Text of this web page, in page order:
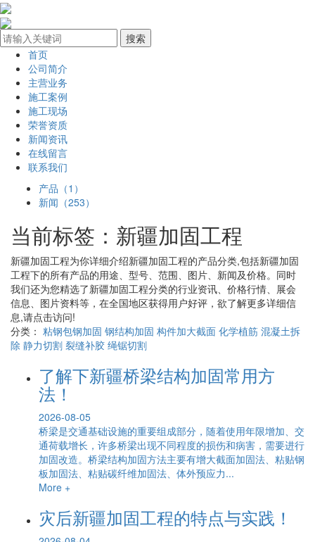
首页
公司简介
主营业务
施工案例
施工现场
荣誉资质
新闻资讯
在线留言
联系我们
产品（1）
新闻（253）
当前标签： 新疆加固工程
新疆加固工程为你详细介绍新疆加固工程的产品分类,包括新疆加固
工程下的所有产品的用途、型号、范围、图片、新闻及价格。同时
我们还为您精选了新疆加固工程分类的行业资讯、价格行情、展会
信息、图片资料等，在全国地区获得用户好评，欲了解更多详细信
息,请点击访问!
分类： 粘钢包钢加固 钢结构加固 构件加大截面 化学植筋 混凝土拆
除 静力切割 裂缝补胶 绳锯切割
了解下新疆桥梁结构加固常用方
法！
2026-08-05
桥梁是交通基础设施的重要组成部分，随着使用年限增加、交
通荷载增长，许多桥梁出现不同程度的损伤和病害，需要进行
加固改造。桥梁结构加固方法主要有增大截面加固法、粘贴钢
板加固法、粘贴碳纤维加固法、体外预应力...
More +
灾后新疆加固工程的特点与实践！